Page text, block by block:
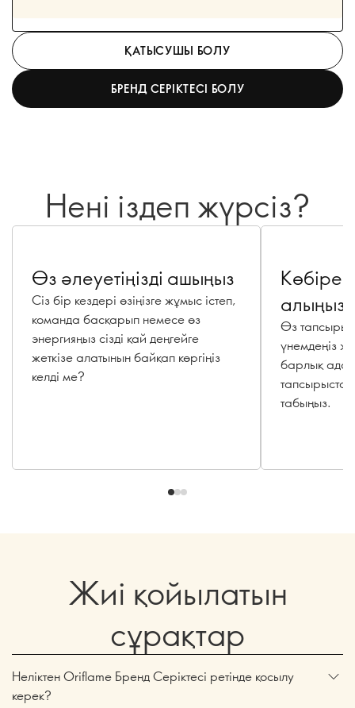
ҚАТЫСУШЫ БОЛУ
БРЕНД СЕРІКТЕСІ БОЛУ
Нені іздеп жүрсіз?
Өз әлеуетіңізді ашыңыз
Сіз бір кездері өзіңізге жұмыс істеп,
команда басқарып немесе өз
энергияңыз сізді қай деңгейге
жеткізе алатынын байқап көргіңіз
келді ме?
алыңыз
Өз
үнемдеңіз
барлық
табыңыз.
Жиі қойылатын
сұрақтар
Неліктен Oriflame Бренд Серіктесі ретінде қосылу
керек?